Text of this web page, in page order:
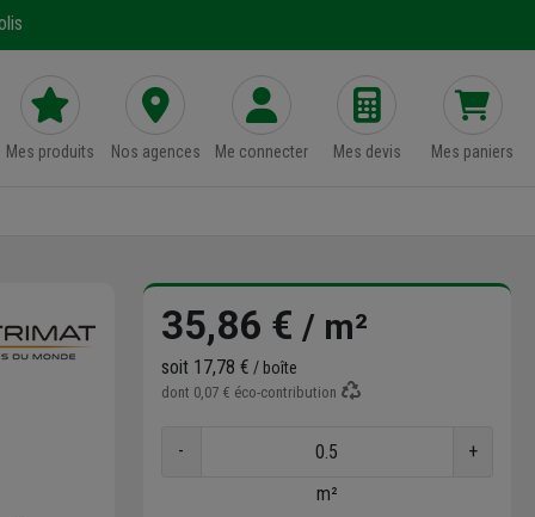
Mes produits Nos agences Me connecter Mes devis Mes paniers
35,86 € / m²
soit 17,78 € / boîte
dont 0,07 € éco-contribution
-
+
m²